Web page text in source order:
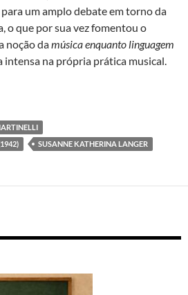
um amplo debate em torno da
o que por sua vez fomentou o
noção damúsica enquanto linguagem
intensa na própria prática musical.
SUSANNE KATHERINA LANGER